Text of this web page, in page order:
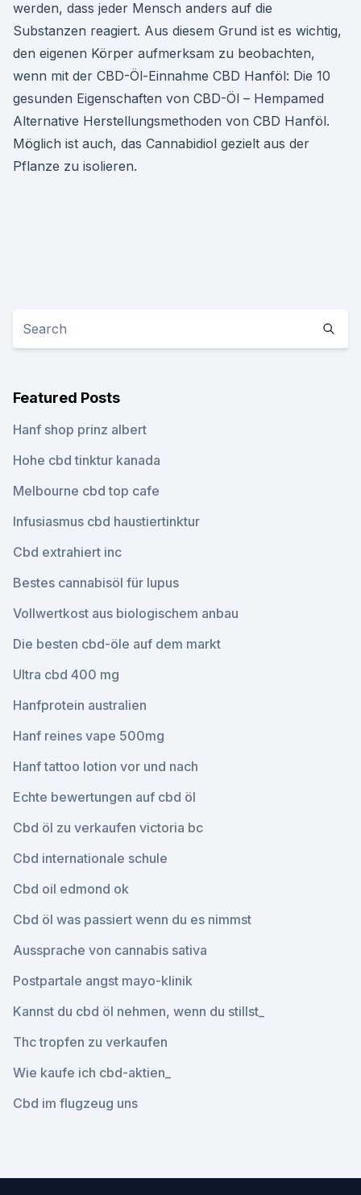
werden, dass jeder Mensch anders auf die
Substanzen reagiert. Aus diesem Grund ist es wichtig,
den eigenen Körper aufmerksam zu beobachten,
wenn mit der CBD-Öl-Einnahme CBD Hanföl: Die 10
gesunden Eigenschaften von CBD-Öl – Hempamed
Alternative Herstellungsmethoden von CBD Hanföl.
Möglich ist auch, das Cannabidiol gezielt aus der
Pflanze zu isolieren.
Featured Posts
Hanf shop prinz albert
Hohe cbd tinktur kanada
Melbourne cbd top cafe
Infusiasmus cbd haustiertinktur
Cbd extrahiert inc
Bestes cannabisöl für lupus
Vollwertkost aus biologischem anbau
Die besten cbd-öle auf dem markt
Ultra cbd 400 mg
Hanfprotein australien
Hanf reines vape 500mg
Hanf tattoo lotion vor und nach
Echte bewertungen auf cbd öl
Cbd öl zu verkaufen victoria bc
Cbd internationale schule
Cbd oil edmond ok
Cbd öl was passiert wenn du es nimmst
Aussprache von cannabis sativa
Postpartale angst mayo-klinik
Kannst du cbd öl nehmen, wenn du stillst_
Thc tropfen zu verkaufen
Wie kaufe ich cbd-aktien_
Cbd im flugzeug uns